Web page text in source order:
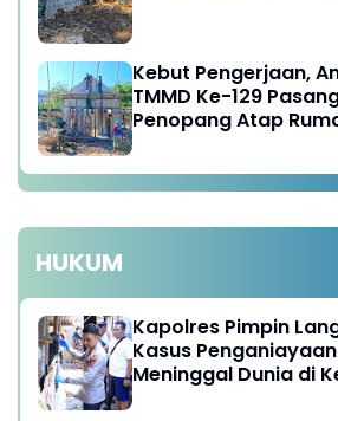
Kebut Pengerjaan,
TMMD Ke-129
Penopang Atap
HUKUM
Kapolres Pimpin
Kasus
Meninggal Dunia di